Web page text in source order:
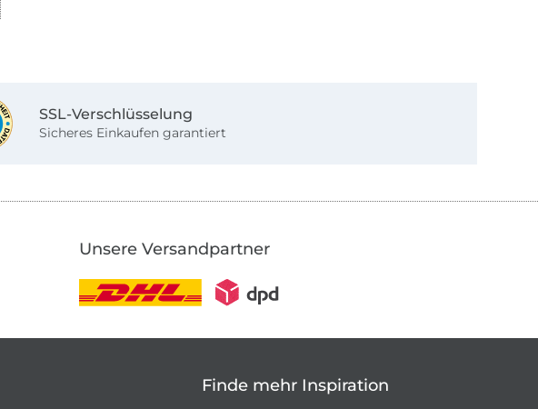
SSL-Verschlüsselung
Sicheres Einkaufen garantiert
Unsere Versandpartner
Finde mehr Inspiration